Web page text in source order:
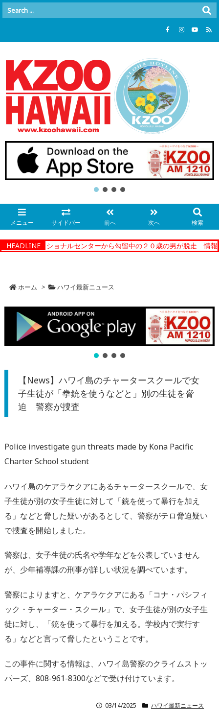
メニュー サイドバー 前へ 次へ 検索
HEADLINE
ィーコレクショナルセンターから勾留中の２０歳の男が脱走 情報提
ホーム > ハワイ最新ニュース
【News】ハワイ島のチャータースクールで女
子生徒が「拳銃を使うなどと」別の生徒を脅
迫 警察が捜査
Police investigate gun threats made by Kona Pacific
Charter School student
ハワイ島のケアラケクアにあるチャータースクールで、女
子生徒が別の女子生徒に対して「銃を使って暴行を加え
る」などと脅した疑いがあるとして、警察がテロ脅迫疑い
で捜査を開始しました。
警察は、女子生徒の氏名や学年などを公表していません
が、少年補導課の刑事が詳しい状況を調べています。
警察によりますと、ケアラケクアにある「コナ・パシフィ
ック・チャーター・スクール」で、女子生徒が別の女子生
徒に対し、「銃を使って暴行を加える。学校内で実行す
る」などと言って脅したということです。
この事件に関する情報は、ハワイ島警察のクライムストッ
パーズ、808-961-8300などで受け付けています。
03/14/2025 ハワイ最新ニュース